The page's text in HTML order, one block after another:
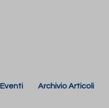
Eventi Archivio Articoli